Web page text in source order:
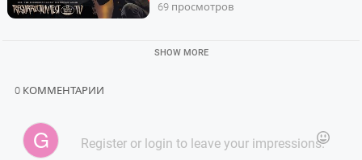
69 просмотров
SHOW MORE
0 КОММЕНТАРИИ